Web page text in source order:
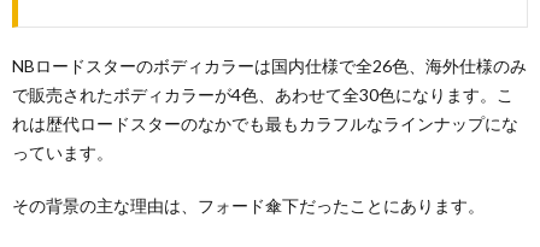
NBロードスターのボディカラーは国内仕様で全26色、海外仕様のみ
で販売されたボディカラーが4色、あわせて全30色になります。こ
れは歴代ロードスターのなかでも最もカラフルなラインナップにな
っています。
その背景の主な理由は、フォード傘下だったことにあります。